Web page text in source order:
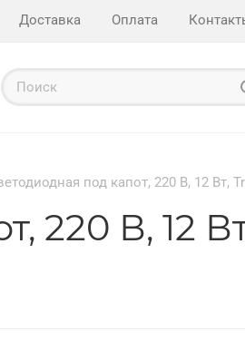
Доставка Оплата
под капот, 220 В, 12 Вт,
220 В, 12